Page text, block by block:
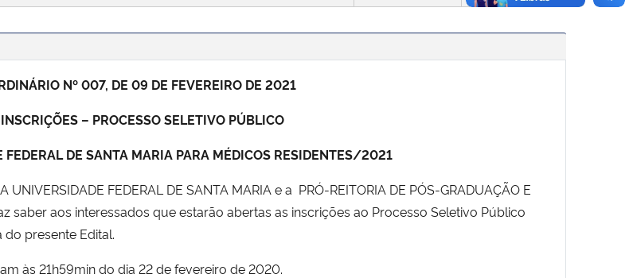
Nº 007, DE 09 DE FEVEREIRO DE 2021
– PROCESSO SELETIVO PÚBLICO
FEDERAL DE SANTA MARIA PARA MÉDICOS RESIDENTES/2021
UNIVERSIDADE FEDERAL DE SANTA MARIA e a PRÓ-REITORIA DE PÓS-GRADUAÇÃO E
saber aos interessados que estarão abertas as inscrições ao Processo Seletivo Público
presente Edital.
às 21h59min do dia 22 de fevereiro de 2020.